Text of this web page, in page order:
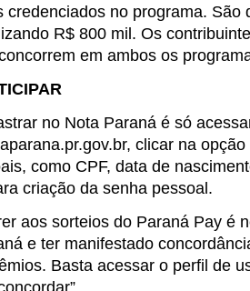
credenciados no programa. São
R$ 800 mil. Os
em ambos os
no Nota Paraná é só
clicar na
como CPF, data de
criação da senha pessoal.
aos sorteios do Paraná Pay é
e ter manifestado
Basta acessar o perfil de